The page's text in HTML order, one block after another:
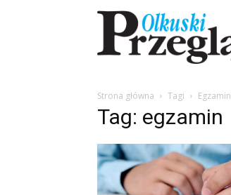
Przegląd
Olkuski
Strona główna Tagi Egzamin
Tag: egzamin